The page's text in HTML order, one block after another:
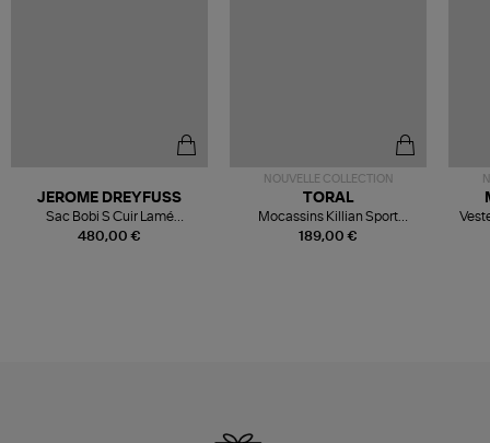
480,00 €
JEROME DREYFUSS
Sac Bobi S Cuir Lamé
Champagne
NOUVELLE COLLECTION
189,00 €
TORAL
Mocassins Killian Sport
Mousse